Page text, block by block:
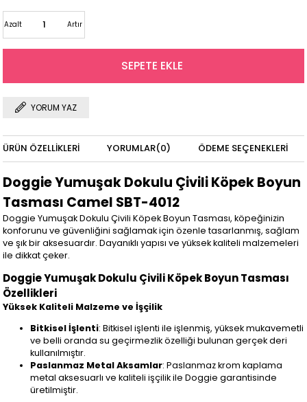
Artır
Azalt
YORUM YAZ
ÜRÜN ÖZELLIKLERI YORUMLAR(0) ÖDEME SEÇENEKLERI
Doggie Yumuşak Dokulu Çivili Köpek Boyun
Tasması Camel SBT-4012
Doggie Yumuşak Dokulu Çivili Köpek Boyun Tasması, köpeğinizin
konforunu ve güvenliğini sağlamak için özenle tasarlanmış, sağlam
ve şık bir aksesuardır. Dayanıklı yapısı ve yüksek kaliteli malzemeleri
ile dikkat çeker.
Doggie Yumuşak Dokulu Çivili Köpek Boyun Tasması
Özellikleri
Yüksek Kaliteli Malzeme ve İşçilik
Bitkisel İşlenti: Bitkisel işlenti ile işlenmiş, yüksek mukavemetli
ve belli oranda su geçirmezlik özelliği bulunan gerçek deri
kullanılmıştır.
Paslanmaz Metal Aksamlar: Paslanmaz krom kaplama
metal aksesuarlı ve kaliteli işçilik ile Doggie garantisinde
üretilmiştir.